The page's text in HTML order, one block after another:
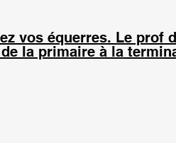
vos équerres. Le prof
la primaire à la